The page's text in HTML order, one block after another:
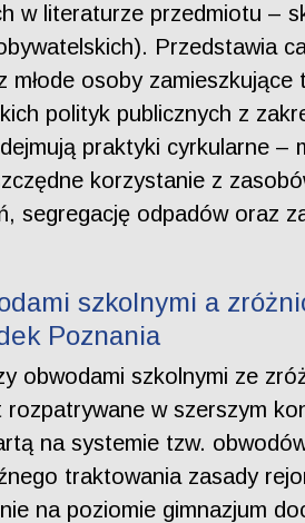
w literaturze przedmiotu –
Przedstawia
osoby
polityk publicznych z
praktyki cyrkularne –
korzystanie z
segregację odpadów oraz
szkolnymi a
Poznania
obwodami szkolnymi ze
w szerszym
na systemie tzw.
traktowania zasady
na poziomie gimnazjum